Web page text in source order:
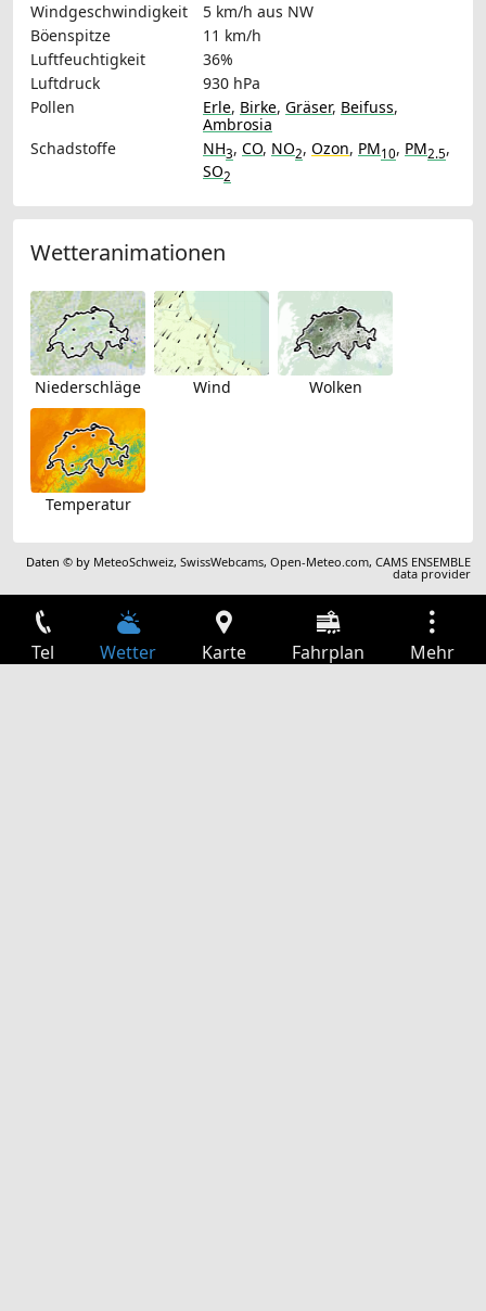
Windgeschwindigkeit
5 km/h aus NW
Böenspitze
11 km/h
Luftfeuchtigkeit
36%
Luftdruck
930 hPa
Pollen
Erle, Birke, Gräser, Beifuss,
Ambrosia
Schadstoffe
NH3, CO, NO2, Ozon, PM10, PM2.5,
SO2
Wetteranimationen
Niederschläge Wind Wolken
Temperatur
Daten © by MeteoSchweiz,SwissWebcams,Open-Meteo.com,CAMS ENSEMBLE
data provider
Tel Wetter Karte Fahrplan Mehr